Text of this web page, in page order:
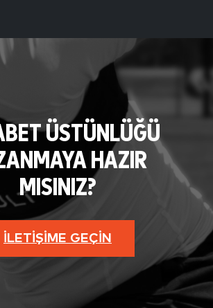
ÜSTÜNLÜĞÜ
HAZIR
MISINIZ?
İLETIŞIME GEÇIN